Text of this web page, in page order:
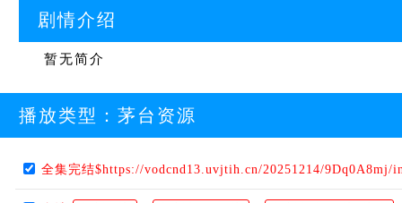
剧情介绍
暂无简介
播放类型： 茅台资源
全集完结$https://vodcnd13.uvjtih.cn/20251214/9Dq0A8mj/